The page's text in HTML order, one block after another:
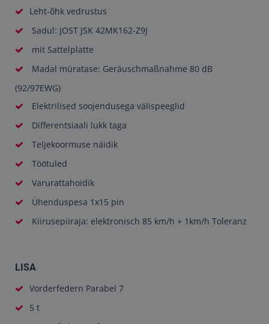
Leht-õhk vedrustus
Sadul: JOST JSK 42MK162-Z9J
mit Sattelplatte
Madal müratase: Geräuschmaßnahme 80 dB
(92/97EWG)
Elektrilised soojendusega välispeeglid
Differentsiaali lukk taga
Teljekoormuse näidik
Töötuled
Varurattahoidik
Ühenduspesa 1x15 pin
Kiirusepiiraja: elektronisch 85 km/h + 1km/h Toleranz
LISA
Vorderfedern Parabel 7
5 t